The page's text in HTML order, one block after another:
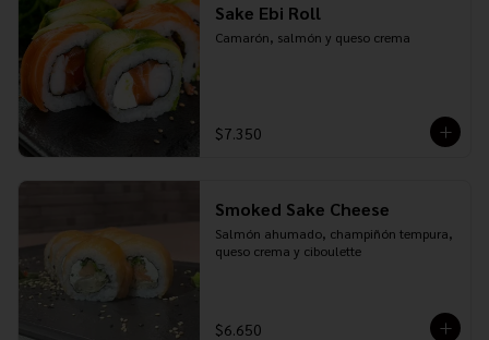
Sake Ebi Roll
Camarón, salmón y queso crema
$7.350
Smoked Sake Cheese
Salmón ahumado, champiñón tempura,
queso crema y ciboulette
$6.650